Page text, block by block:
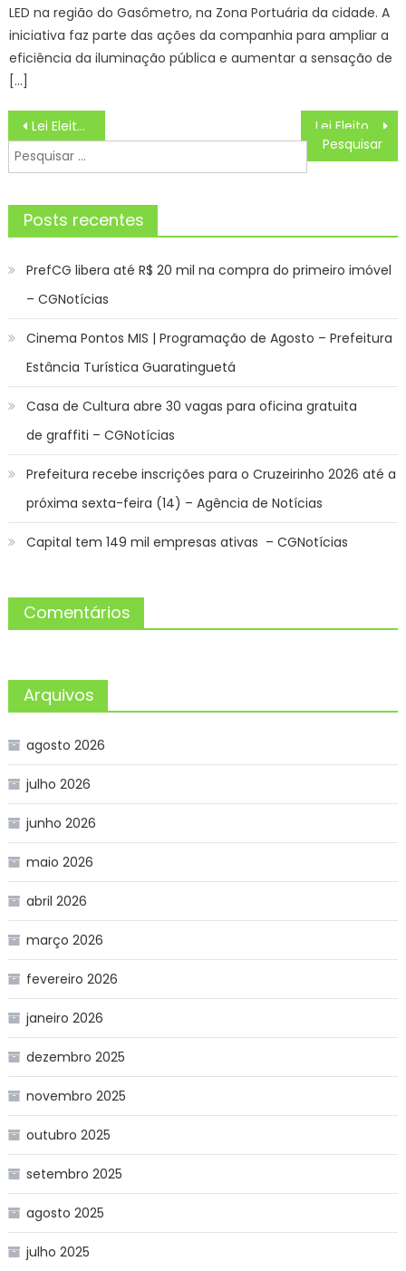
LED na região do Gasômetro, na Zona Portuária da cidade. A
iniciativa faz parte das ações da companhia para ampliar a
eficiência da iluminação pública e aumentar a sensação de
[…]
Navegação
de
Post
Lei Eleitoral
Pesquisar
por:
Posts recentes
PrefCG libera até R$ 20 mil na compra do primeiro imóvel
– CGNotícias
Cinema Pontos MIS | Programação de Agosto – Prefeitura
Estância Turística Guaratinguetá
Casa de Cultura abre 30 vagas para oficina gratuita
de graffiti – CGNotícias
Prefeitura recebe inscrições para o Cruzeirinho 2026 até a
próxima sexta-feira (14) – Agência de Notícias
Capital tem 149 mil empresas ativas – CGNotícias
Comentários
Arquivos
agosto 2026
julho 2026
junho 2026
maio 2026
abril 2026
março 2026
fevereiro 2026
janeiro 2026
dezembro 2025
novembro 2025
outubro 2025
setembro 2025
agosto 2025
julho 2025